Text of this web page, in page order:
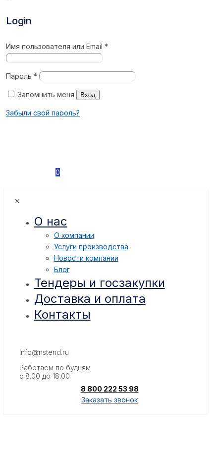
Login
Имя пользователя или Email*
Пароль*
Запомнить меня Вход
Забыли свой пароль?
0
✕
О нас
О компании
Услуги производства
Новости компании
Блог
Тендеры и госзакупки
Доставка и оплата
Контакты
info@nstend.ru
Работаем по будням
с 8.00 до 18.00
8 800 222 53 98
Заказать звонок